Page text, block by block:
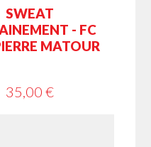
SWEAT
- FC
MATOUR
35,00 €